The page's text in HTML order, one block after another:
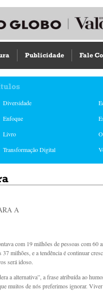
Publicidade Fale
Diversidade
Enfoque
Livro
Transformação Digital
A
com 19 milhões de pessoas com 60
milhões, e a tendência é continuar
será idoso.
a alternativa”, a frase atribuída ao
muitos de nós preferimos ignorar.